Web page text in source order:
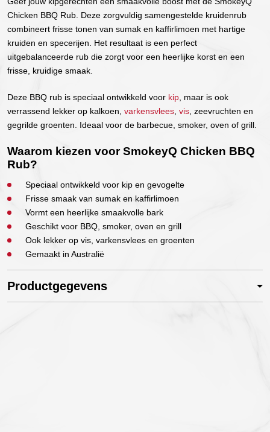
Chicken BBQ Rub. Deze zorgvuldig samengestelde kruidenrub
combineert frisse tonen van sumak en kaffirlimoen met hartige
kruiden en specerijen. Het resultaat is een perfect
uitgebalanceerde rub die zorgt voor een heerlijke korst en een
frisse, kruidige smaak.
Deze BBQ rub is speciaal ontwikkeld voor kip , maar is ook
verrassend lekker op kalkoen, varkensvlees vis , zeevruchten en
gegrilde groenten. Ideaal voor de barbecue, smoker, oven of grill.
Waarom kiezen voor SmokeyQ Chicken BBQ
Rub?
Speciaal ontwikkeld voor kip en gevogelte
Frisse smaak van sumak en kaffirlimoen
Vormt een heerlijke smaakvolle bark
Geschikt voor BBQ, smoker, oven en grill
Ook lekker op vis, varkensvlees en groenten
Gemaakt in Australië
Productgegevens